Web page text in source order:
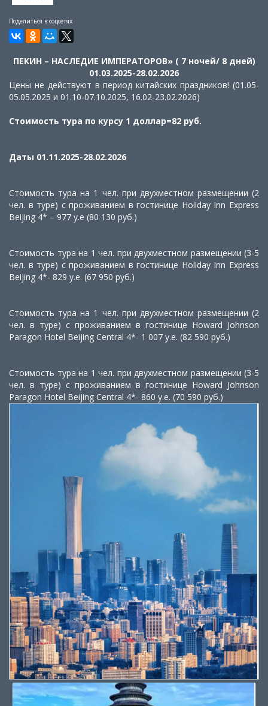
Поделиться в соцсетях
ПЕКИН – НАСЛЕДИЕ ИМПЕРАТОРОВ» ( 7 ночей/ 8 дней)
01.03.2025-28.02.2026
Цены не действуют в период китайских праздников! (01.05-
05.05.2025 и 01.10-07.10.2025, 16.02-23.02.2026)
Стоимость тура по курсу 1 доллар=82 руб.
Даты 01.11.2025-28.02.2026
Стоимость тура на 1 чел. при двухместном размещении (2
чел. в туре) с проживанием в гостинице Holiday Inn Express
Beijing 4* – 977 у.е (80 130 руб.)
Стоимость тура на 1 чел. при двухместном размещении (3-5
чел. в туре) с проживанием в гостинице Holiday Inn Express
Beijing 4*- 829 у.е. (67 950 руб.)
Стоимость тура на 1 чел. при двухместном размещении (2
чел. в туре) с проживанием в гостинице Howard Johnson
Paragon Hotel Beijing Central 4*- 1 007 у.е. (82 590 руб.)
Стоимость тура на 1 чел. при двухместном размещении (3-5
чел. в туре) с проживанием в гостинице Howard Johnson
Paragon Hotel Beijing Central 4*- 860 у.е. (70 590 руб.)